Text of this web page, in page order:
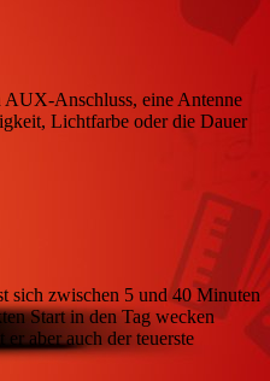
AUX-Anschluss, eine Antenne
Lichtfarbe oder die Dauer
sich zwischen 5 und 40 Minuten
Start in den Tag wecken
aber auch der teuerste